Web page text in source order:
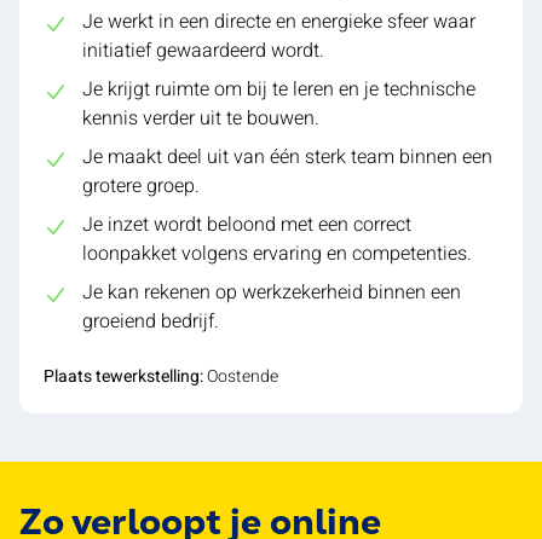
Je werkt in een directe en energieke sfeer waar
initiatief gewaardeerd wordt.
Je krijgt ruimte om bij te leren en je technische
kennis verder uit te bouwen.
Je maakt deel uit van één sterk team binnen een
grotere groep.
Je inzet wordt beloond met een correct
loonpakket volgens ervaring en competenties.
Je kan rekenen op werkzekerheid binnen een
groeiend bedrijf.
Plaats tewerkstelling:Oostende
Zo verloopt je online